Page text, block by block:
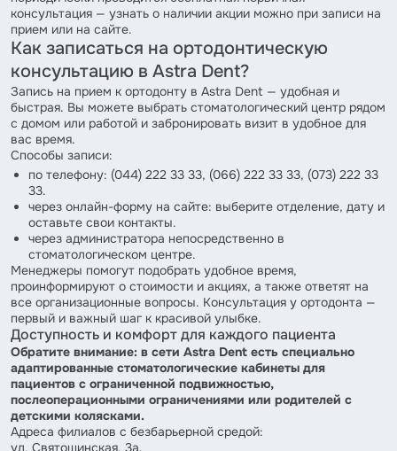
консультация — узнать о наличии акции можно при записи на
прием или на сайте.
Как записаться на ортодонтическую
консультацию в Astra Dent?
Запись на прием к ортодонту в Astra Dent — удобная и
быстрая. Вы можете выбрать стоматологический центр рядом
с домом или работой и забронировать визит в удобное для
вас время.
Способы записи:
по телефону: (044) 222 33 33, (066) 222 33 33, (073) 222 33
33.
через онлайн-форму на сайте: выберите отделение, дату и
оставьте свои контакты.
через администратора непосредственно в
стоматологическом центре.
Менеджеры помогут подобрать удобное время,
проинформируют о стоимости и акциях, а также ответят на
все организационные вопросы. Консультация у ортодонта —
первый и важный шаг к красивой улыбке.
Доступность и комфорт для каждого пациента
Обратите внимание: в сети Astra Dent есть специально
адаптированные стоматологические кабинеты для
пациентов с ограниченной подвижностью,
послеоперационными ограничениями или родителей с
детскими колясками.
Адреса филиалов с безбарьерной средой:
ул. Святошинская, 3а.